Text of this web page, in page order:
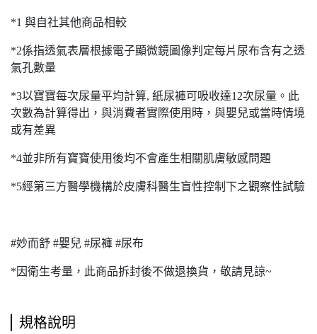
*1 與自社其他商品相較
*2係指透氣表層根據電子顯微鏡圖像判定每片尿布含有之透
氣孔數量
*3以寶寶每次尿量平均計算, 紙尿褲可吸收達12次尿量。此
次數為計算得出，與消費者實際使用時，與嬰兒或當時情境
或有差異
*4並非所有寶寶使用後均不會產生相關肌膚敏感問題
*5經第三方醫學機構於皮膚科醫生盲性控制下之觀察性試驗
#妙而舒 #嬰兒 #尿褲 #尿布
*因衛生考量，此商品拆封後不做退換貨，敬請見諒~
規格說明